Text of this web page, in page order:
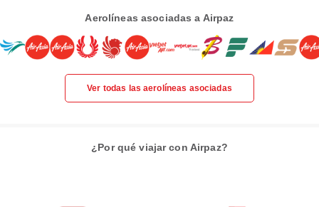
Aerolíneas asociadas a Airpaz
Ver todas las aerolíneas asociadas
¿Por qué viajar con Airpaz?